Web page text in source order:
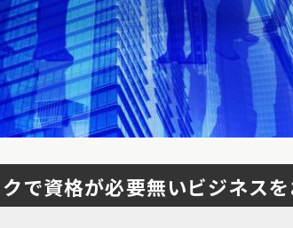
で資格が必要無いビジネス